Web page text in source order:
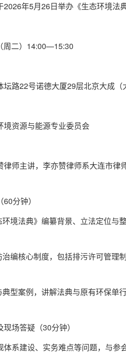
2026年5月26日举办《生态环境法
周二）14:00—15:30
坛路22号诺德大厦29层北京大成
境资源与能源专业委员会
律师主讲，李亦赞律师系大连市
分钟）
境法典》编纂背景、立法定位与
编核心制度，包括排污许可管理
型案例，讲解法典与原有环保单
现场答疑（30分钟）
体系建设、实务难点等问题，与参